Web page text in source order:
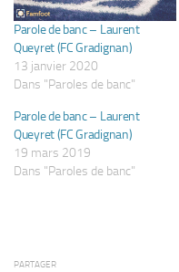
Parole de banc – Laurent
Queyret (FC Gradignan)
13 janvier 2020
Dans "Paroles de banc"
Parole de banc – Laurent
Queyret (FC Gradignan)
19 mars 2019
Dans "Paroles de banc"
PARTAGER